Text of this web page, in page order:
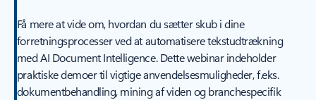
Få mere at vide om, hvordan du sætter skub i dine
forretningsprocesser ved at automatisere tekstudtrækning
med AI Document Intelligence. Dette webinar indeholder
praktiske demoer til vigtige anvendelsesmuligheder, f.eks.
dokumentbehandling, mining af viden og branchespecifik